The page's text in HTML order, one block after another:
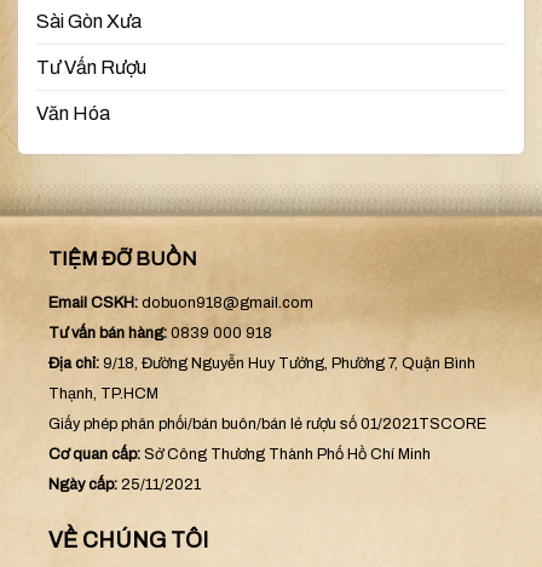
Sài Gòn Xưa
Tư Vấn Rượu
Văn Hóa
TIỆM ĐỠ BUỒN
Email CSKH: dobuon918@gmail.com
Tư vấn bán hàng: 0839 000 918
Địa chỉ: 9/18, Đường Nguyễn Huy Tưởng, Phường 7, Quận Bình
Thạnh, TP.HCM
Giấy phép phân phối/bán buôn/bán lẻ rượu số 01/2021TSCORE
Cơ quan cấp: Sở Công Thương Thành Phố Hồ Chí Minh
Ngày cấp: 25/11/2021
VỀ CHÚNG TÔI